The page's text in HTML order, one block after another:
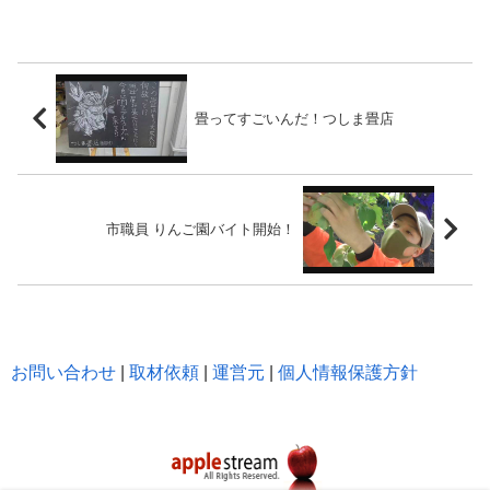
畳ってすごいんだ！つしま畳店
市職員 りんご園バイト開始！
お問い合わせ 取材依頼 運営元 個人情報保護方針